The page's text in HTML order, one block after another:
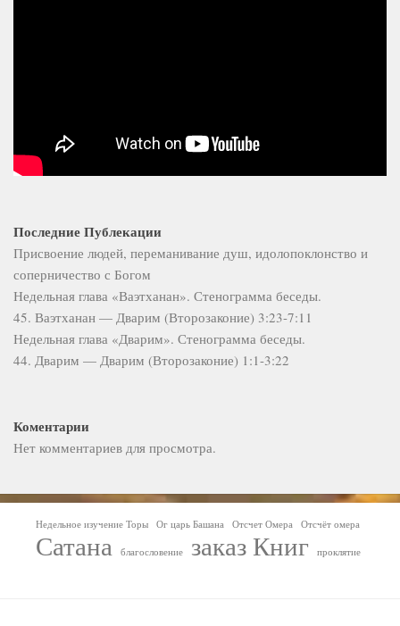
Последние Публекации
Присвоение людей, переманивание душ, идолопоклонство и
соперничество с Богом
Недельная глава «Ваэтханан». Стенограмма беседы.
45. Ваэтханан — Дварим (Второзаконие) 3:23-7:11
Недельная глава «Дварим». Стенограмма беседы.
44. Дварим — Дварим (Второзаконие) 1:1-3:22
Коментарии
Нет комментариев для просмотра.
Недельное изучение Торы Ог царь Башана Отсчет Омера Отсчёт омера
Сатана благословение заказ Книг проклятие